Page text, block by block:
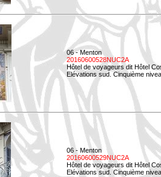
06 - Menton
20160600528NUC2A
Hôtel de voyageurs dit Hôtel
Elévations sud. Cinquième
06 - Menton
20160600529NUC2A
Hôtel de voyageurs dit Hôtel
Elévations sud. Cinquième